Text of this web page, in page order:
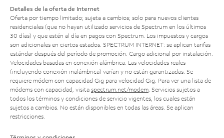
Detalles de la oferta de Internet
Oferta por tiempo limitado; sujeta a cambios; solo para nuevos clientes
residenciales (que no hayan utilizado servicios de Spectrum en los últimos
30 días) y que estén al día en pagos con Spectrum. Los impuestos y cargos
son adicionales en ciertos estados. SPECTRUM INTERNET: se aplican tarifas
estándar después del período de promoción. Cargo adicional por instalación.
Velocidades basadas en conexión alámbrica. Las velocidades reales
(incluyendo conexión inalámbrica) varían y no están garantizadas. Se
requiere módem con capacidad Gig para velocidad Gig. Para ver una lista de
módems con capacidad, visita spectrum.net/modem . Servicios sujetos a
todos los términos y condiciones de servicio vigentes, los cuales están
sujetos a cambios. No están disponibles en todas las áreas. Se aplican
restricciones.